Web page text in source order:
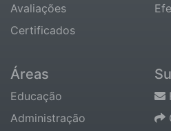
Avaliações
Certificados
Áreas
Educação
Administração